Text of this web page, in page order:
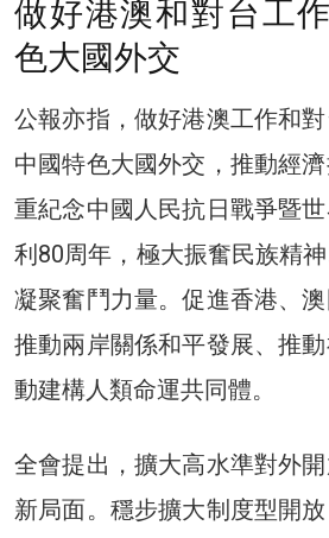
做好港澳和對台工
色大國外交
公報亦指，做好港澳工作和
中國特色大國外交，推動經
重紀念中國人民抗日戰爭暨
利80周年，極大振奮民族精神
凝聚奮鬥力量。促進香港、
推動兩岸關係和平發展、推
動建構人類命運共同體。
全會提出，擴大高水準對外
新局面。穩步擴大制度型開